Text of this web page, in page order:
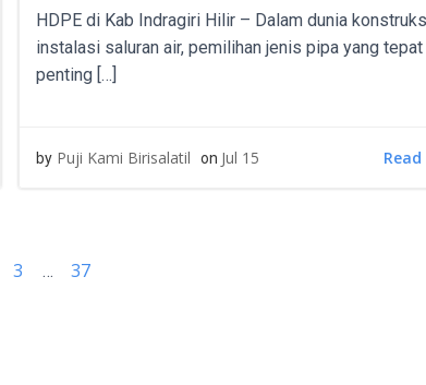
HDPE di Kab Indragiri Hilir – Dalam dunia
instalasi saluran air, pemilihan jenis pipa yang
penting […]
by Puji Kami Birisalatil on Jul 15
Page
3 … Page
37